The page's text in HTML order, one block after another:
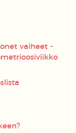
vaiheet -